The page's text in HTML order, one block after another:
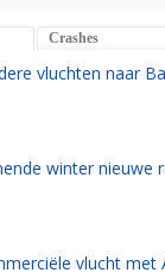
Crashes
vluchten naar
winter nieuwe
vlucht met